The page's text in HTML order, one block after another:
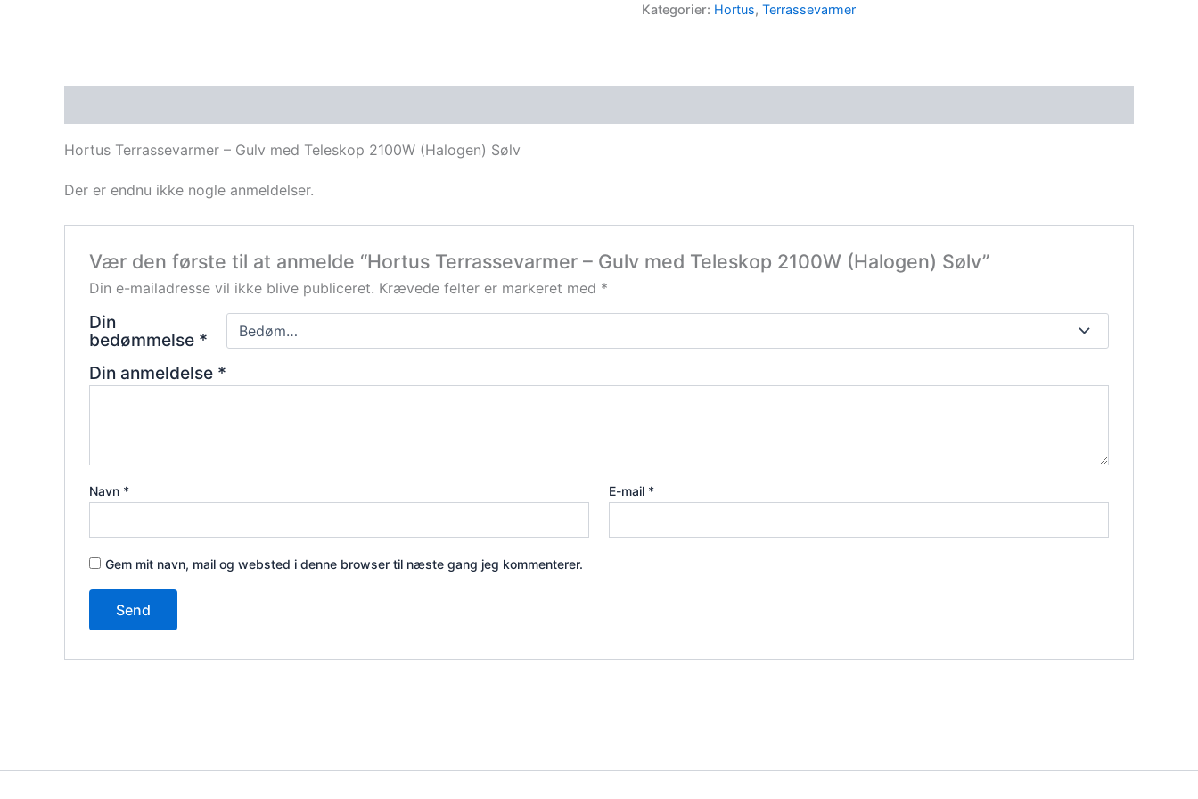
Kategorier: Hortus, Terrassevarmer
Hortus Terrassevarmer – Gulv med Teleskop 2100W (Halogen) Sølv
Der er endnu ikke nogle anmeldelser.
Vær den første til at anmelde “Hortus Terrassevarmer – Gulv med Teleskop 2100W (Halogen) Sølv”
Din e-mailadresse vil ikke blive publiceret. Krævede felter er markeret med *
Din
bedømmelse *
Din anmeldelse *
Navn * E-mail *
Gem mit navn, mail og websted i denne browser til næste gang jeg kommenterer.